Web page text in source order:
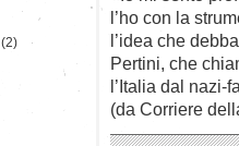
l’ho con la
l’idea che
Pertini, che
l’Italia dal nazi-
(da Corriere
(2)